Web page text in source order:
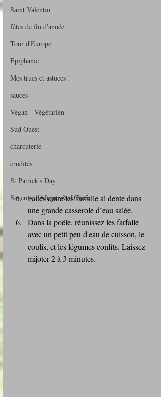
Saint Valentin
fêtes de fin d'année
Tour d'Europe
Epiphanie
Mes trucs et astuces !
sauces
Vegan - Végétarien
Sud Ouest
charcuterie
crudités
St Patrick's Day
Saveurs d'Afrque & d'Orient
Faites cuire les farfalle al dente dans
une grande casserole d’eau salée.
Dans la poêle, réunissez les farfalle
avec un petit peu d'eau de cuisson, le
coulis, et les légumes confits. Laissez
mijoter 2 à 3 minutes.